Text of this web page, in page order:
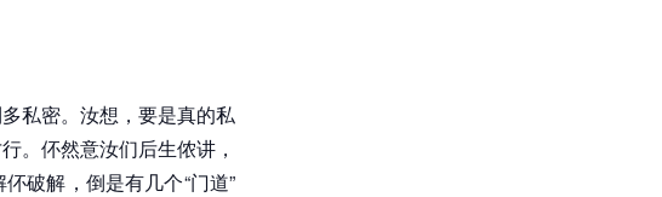
私密。汝想，要是真的私
。伓然意汝们后生侬讲，
破解，倒是有几个“门道”